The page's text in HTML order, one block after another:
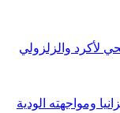
لأكرد والزلزولي
ومواجهته الودية